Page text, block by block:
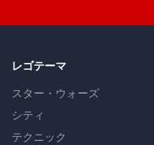
レゴテーマ
スター・ウォーズ
シティ
テクニック